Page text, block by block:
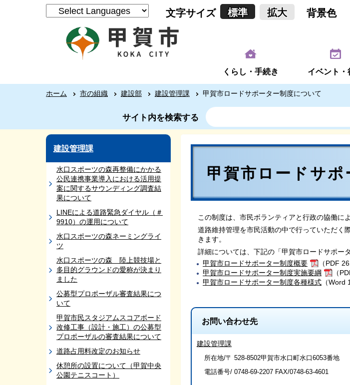
文字サイズ 標準 拡大 背景色
くらし・手続き イベント・
ホーム 市の組織 建設部 建設管理課 甲賀市ロードサポーター制度について
サイト内を検索する
建設管理課
水口スポーツの森再整備にかかる
公民連携事業導入における活用提
案に関するサウンディング調査結
果について
LINEによる道路緊急ダイヤル（＃
9910）の運用について
水口スポーツの森ネーミングライ
ツ
水口スポーツの森 陸上競技場と
多目的グラウンドの愛称が決まり
ました
公募型プロポーザル審査結果につ
いて
甲賀市民スタジアムスコアボード
改修工事（設計・施工）の公募型
プロポーザルの審査結果について
道路占用料改定のお知らせ
休憩所の設置について（甲賀中央
公園テニスコート）
甲賀市ロードサ
この制度は、市民ボランティアと行政の協働に
道路維持管理を市民活動の中で行っていただく
きます。
詳細については、下記の「甲賀市ロードサポー
甲賀市ロードサポーター制度概要
（PDF
甲賀市ロードサポーター制度実施要綱
（
甲賀市ロードサポーター制度各種様式 （Word
お問い合わせ先
建設管理課
所在地/〒 528-8502甲賀市水口町水口6053番地
電話番号/ 0748-69-2207 FAX/0748-63-4601